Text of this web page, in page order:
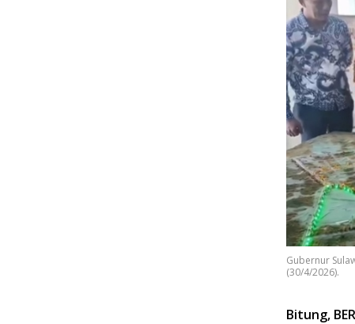
Gubernur
(30/4/2026).
Bitung,